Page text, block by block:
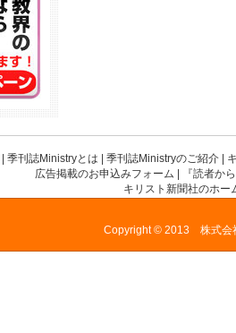
季刊誌Ministryとは | 季刊誌Ministryのご紹介|
広告掲載のお申込みフォーム |
『読者か
キリスト新聞社のホー
Copyright © 2013 株式会